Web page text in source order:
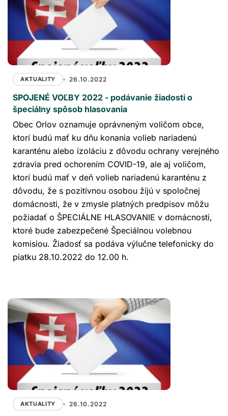
AKTUALITY 26.10.2022
SPOJENÉ VOĽBY 2022 - podávanie žiadosti o
špeciálny spôsob hlasovania
Obec Orlov oznamuje oprávneným voličom obce,
ktorí budú mať ku dňu konania volieb nariadenú
karanténu alebo izoláciu z dôvodu ochrany verejného
zdravia pred ochorením COVID-19, ale aj voličom,
ktorí budú mať v deň volieb nariadenú karanténu z
dôvodu, že s pozitívnou osobou žijú v spoločnej
domácnosti, že v zmysle platných predpisov môžu
požiadať o ŠPECIÁLNE HLASOVANIE v domácnosti,
ktoré bude zabezpečené Špeciálnou volebnou
komisiou. Žiadosť sa podáva výlučne telefonicky do
piatku 28.10.2022 do 12.00 h.
AKTUALITY 26.10.2022